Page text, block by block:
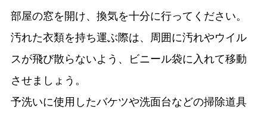
部屋の窓を開け、換気を十分に行ってください。
汚れた衣類を持ち運ぶ際は、周囲に汚れやウイル
スが飛び散らないよう、ビニール袋に入れて移動
させましょう。
予洗いに使用したバケツや洗面台などの掃除道具